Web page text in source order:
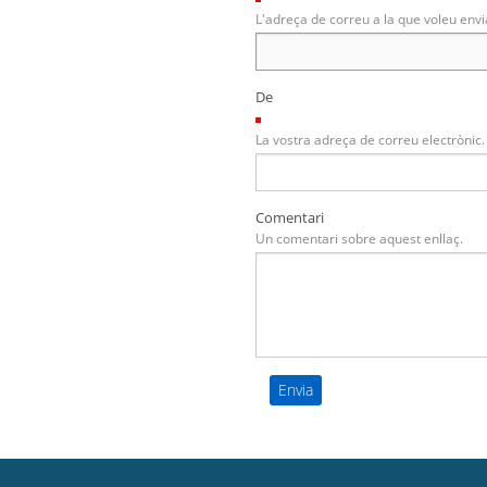
L'adreça de correu a la que voleu
De
La vostra adreça de correu electrònic.
Comentari
Un comentari sobre aquest enllaç.